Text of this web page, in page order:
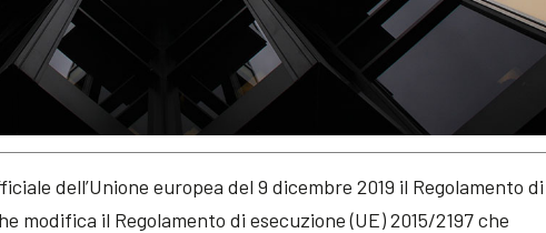
dell’Unione europea del 9 dicembre 2019 il Regolamento di
modifica il Regolamento di esecuzione (UE) 2015/2197 che